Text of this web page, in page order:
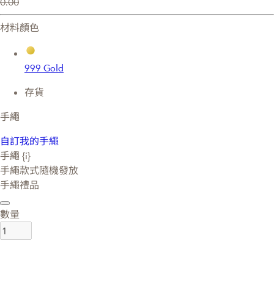
材料顏色
999 Gold
存貨
手繩
自訂我的手繩
手繩 {i}
手繩款式隨機發放
手繩禮品
數量